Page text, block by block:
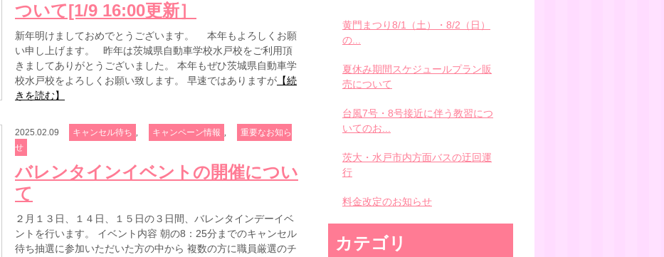
ついて[1/9 16:00更新］
新年明けましておめでとうございます。 本年もよろしくお願
い申し上げます。 昨年は茨城県自動車学校水戸校をご利用頂
きましてありがとうございました。 本年もぜひ茨城県自動車学
校水戸校をよろしくお願い致します。 早速ではありますが 【続
きを読む】
2025.02.09 キャンセル待ち キャンペーン情報
重要なお知ら
せ
バレンタインイベントの開催につい
て
２月１３日、１４日、１５日の３日間、バレンタインデーイベ
ントを行います。 イベント内容 朝の8：25分までのキャンセル
待ち抽選に参加いただいた方の中から 複数の方に職員厳選のチ
黄門まつり8/1（土）・8/2（日）
の...
夏休み期間スケジュールプラン販
売について
台風7号・8号接近に伴う教習につ
いてのお...
茨大・水戸市内方面バスの迂回運
行
料金改定のお知らせ
カテゴリ